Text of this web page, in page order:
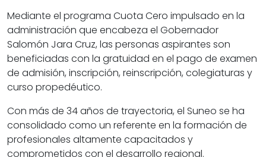
Mediante el programa Cuota Cero impulsado en la
administración que encabeza el Gobernador
Salomón Jara Cruz, las personas aspirantes son
beneficiadas con la gratuidad en el pago de examen
de admisión, inscripción, reinscripción, colegiaturas y
curso propedéutico.
Con más de 34 años de trayectoria, el Suneo se ha
consolidado como un referente en la formación de
profesionales altamente capacitados y
comprometidos con el desarrollo regional.